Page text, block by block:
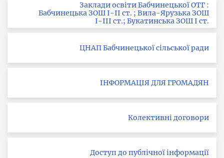
Заклади освіти Бабчинецької ОТГ :
Бабчинецька ЗОШ І-ІІ ст. ; Вила-Ярузька ЗОШ
І-ІІІ ст.; Букатинська ЗОШ І ст.
ЦНАП Бабчинецької сільської ради
ІНФОРМАЦІЯ ДЛЯ ГРОМАДЯН
Колективні договори
Доступ до публічної інформації